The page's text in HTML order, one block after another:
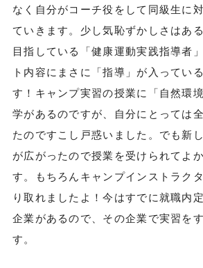
なく自分がコーチ役をして同級生に
ていきます。少し気恥ずかしさはあ
目指している「健康運動実践指導者
ト内容にまさに「指導」が入ってい
す！キャンプ実習の授業に「自然環
学があるのですが、自分にとっては
たのですこし戸惑いました。でも新
が広がったので授業を受けられてよ
す。もちろんキャンプインストラク
り取れましたよ！今はすでに就職内
企業があるので、その企業で実習を
す。